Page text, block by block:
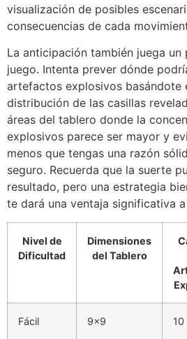
visualización de posibles
consecuencias de cada
La anticipación también juega un
juego. Intenta prever dónde
artefactos explosivos basándote
distribución de las casillas
áreas del tablero donde la
explosivos parece ser mayor y
menos que tengas una razón
seguro. Recuerda que la suerte
resultado, pero una estrategia
te dará una ventaja significativa
Nivel de
Dificultad
Dimensiones
del Tablero
Fácil 9×9 10